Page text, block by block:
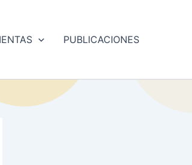
PUBLICACIONES